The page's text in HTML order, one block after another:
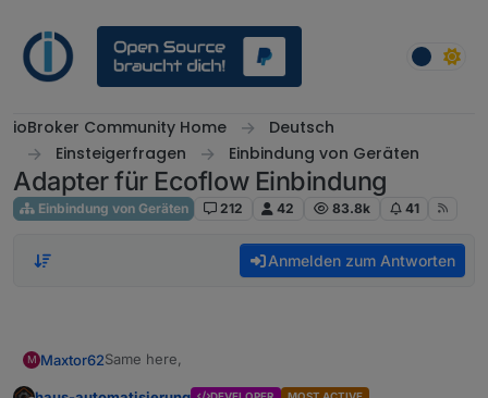
ioBroker Community Home
Deutsch
Einsteigerfragen
Einbindung von Geräten
Adapter für Ecoflow Einbindung
Einbindung von Geräten 212 42 83.8k 41
Anmelden zum Antworten
M Maxtor62Same here,